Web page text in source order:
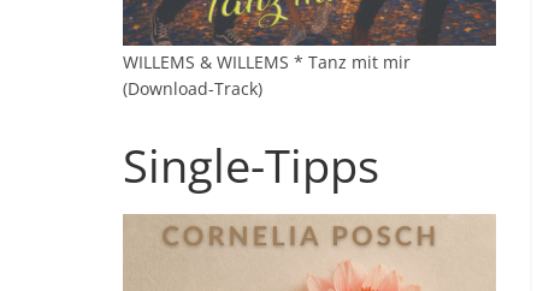
WILLEMS & WILLEMS * Tanz mit mir
(Download-Track)
Single-Tipps